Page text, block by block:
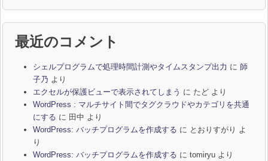
最近のコメント
シェルプログラムで処理時間計測やタイムスタンプ出力 に 師
子乃 より
エクセルが保護ビューで表示されてしまう に たどより
WordPress : マルチサイト間でタグクラウドやカテゴリを共通
にする に 田中 より
WordPress: バッチプログラムを作成する に とおりすがり よ
り
WordPress: バッチプログラムを作成する に tomiryuより